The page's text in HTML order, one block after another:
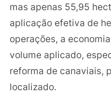
mas apenas 55,95
aplicação efetiva de
operações, a
volume aplicado,
reforma de canaviais,
localizado.